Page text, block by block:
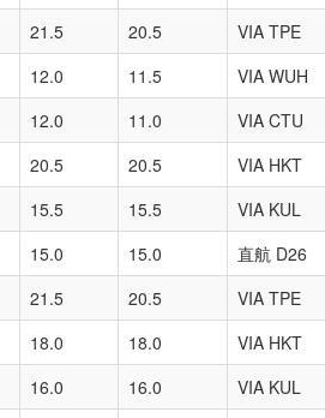
21.5 20.5
VIA TPE
12.0 11.5
VIA WUH
12.0 11.0
VIA CTU
20.5 20.5
VIA HKT
15.5 15.5
VIA KUL
15.0 15.0
直航 D26
21.5 20.5
VIA TPE
18.0 18.0
VIA HKT
16.0 16.0
VIA KUL